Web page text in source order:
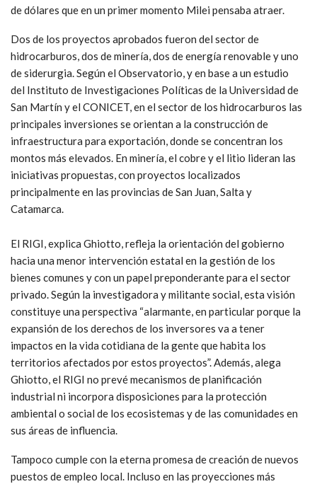
de dólares que en un primer momento Milei pensaba atraer.
Dos de los proyectos aprobados fueron del sector de
hidrocarburos, dos de minería, dos de energía renovable y uno
de siderurgia. Según el Observatorio, y en base a un estudio
del Instituto de Investigaciones Políticas de la Universidad de
San Martín y el CONICET,en el sector de los hidrocarburos las
principales inversiones se orientan a la construcción de
infraestructura para exportación, donde se concentran los
montos más elevados. En minería, el cobre y el litio lideran las
iniciativas propuestas, con proyectos localizados
principalmente en las provincias de San Juan, Salta y
Catamarca.
El RIGI, explica Ghiotto, refleja la orientación del gobierno
hacia una menor intervención estatal en la gestión de los
bienes comunes y con un papel preponderante para el sector
privado. Según la investigadora y militante social, esta visión
constituye una perspectiva “alarmante, en particular porque la
expansión de los derechos de los inversores va a tener
impactos en la vida cotidiana de la gente que habita los
territorios afectados por estos proyectos”. Además, alega
Ghiotto, el RIGI no prevé mecanismos de planificación
industrial ni incorpora disposiciones para la protección
ambiental o social de los ecosistemas y de las comunidades en
sus áreas de influencia.
Tampoco cumple con la eterna promesa de creación de nuevos
puestos de empleo local. Incluso en las proyecciones más